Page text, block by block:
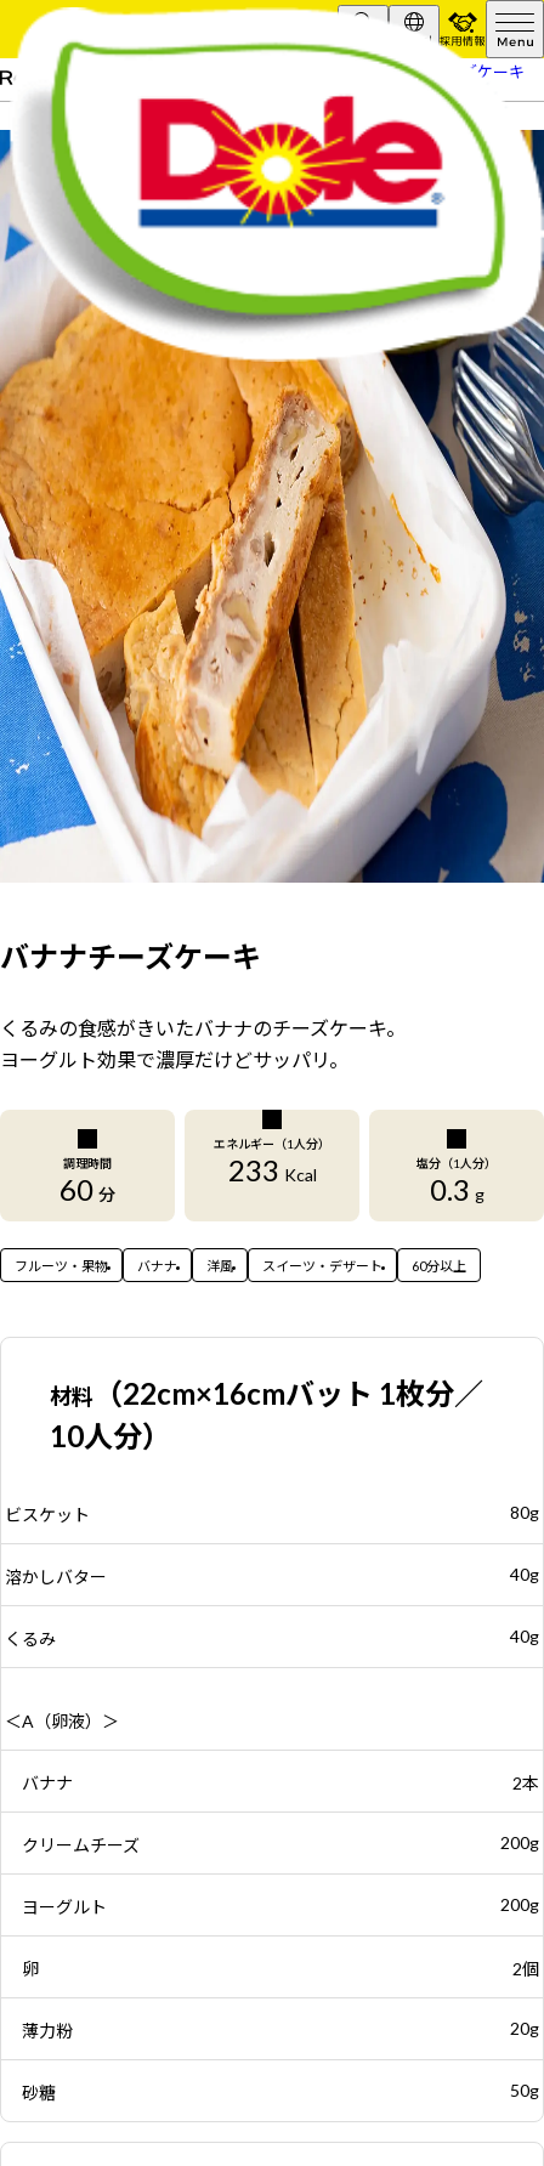
Search Global
採用情報
バナナチーズケーキ
バナナチーズケーキ
くるみの食感がきいたバナナのチーズケーキ。
ヨーグルト効果で濃厚だけどサッパリ。
調理時間
60 分
エネルギー（1人分）
233 Kcal
塩分（1人分）
0.3 g
フルーツ・果物 バナナ 洋風 スイーツ・デザート 60分以上
材料
（22cm×16cmバット 1枚分／
10人分）
ビスケット 80g
溶かしバター 40g
くるみ 40g
＜A（卵液）＞
バナナ 2本
クリームチーズ 200g
ヨーグルト 200g
卵 2個
薄力粉 20g
砂糖 50g